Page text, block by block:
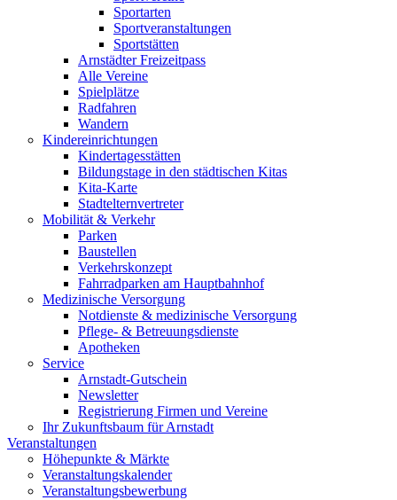
Sportarten
Sportveranstaltungen
Sportstätten
Arnstädter Freizeitpass
Alle Vereine
Spielplätze
Radfahren
Wandern
Kindereinrichtungen
Kindertagesstätten
Bildungstage in den städtischen Kitas
Kita-Karte
Stadtelternvertreter
Mobilität & Verkehr
Parken
Baustellen
Verkehrskonzept
Fahrradparken am Hauptbahnhof
Medizinische Versorgung
Notdienste & medizinische Versorgung
Pflege- & Betreuungsdienste
Apotheken
Service
Arnstadt-Gutschein
Newsletter
Registrierung Firmen und Vereine
Ihr Zukunftsbaum für Arnstadt
Veranstaltungen
Höhepunkte & Märkte
Veranstaltungskalender
Veranstaltungsbewerbung